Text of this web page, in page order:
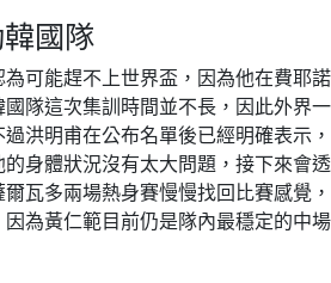
國隊
可能趕不上世界盃，因為他在費耶諾
隊這次集訓時間並不長，因此外界一
洪明甫在公布名單後已經明確表示，
身體狀況沒有太大問題，接下來會透
瓦多兩場熱身賽慢慢找回比賽感覺，
為黃仁範目前仍是隊內最穩定的中場